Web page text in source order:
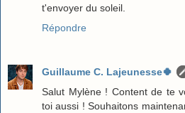
t'envoyer du soleil.
Répondre
Guillaume C. Lajeunesse🍀
Salut Mylène ! Content de te
toi aussi ! Souhaitons